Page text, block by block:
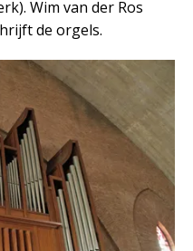
Wim van der Ros
de orgels.